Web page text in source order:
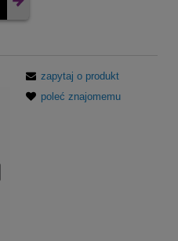
zapytaj o produkt
poleć znajomemu